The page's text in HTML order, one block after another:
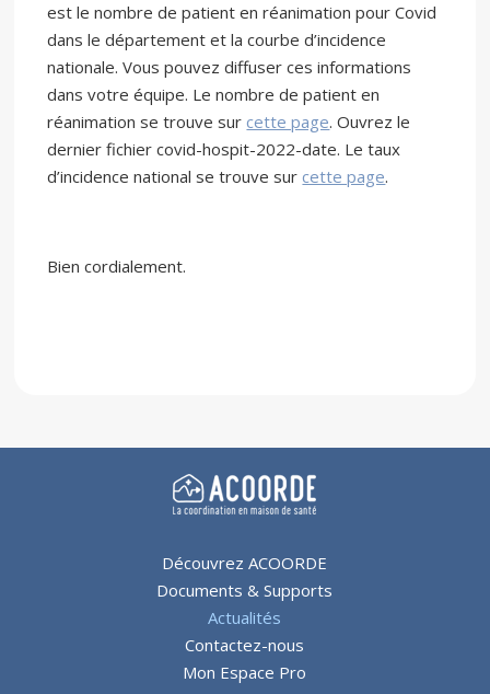
est le nombre de patient en réanimation pour Covid
dans le département et la courbe d’incidence
nationale. Vous pouvez diffuser ces informations
dans votre équipe. Le nombre de patient en
réanimation se trouve surcette page. Ouvrez le
dernier fichier covid-hospit-2022-date. Le taux
d’incidence national se trouve surcette page.
Bien cordialement.
Découvrez ACOORDE
Documents & Supports
Actualités
Contactez-nous
Mon Espace Pro